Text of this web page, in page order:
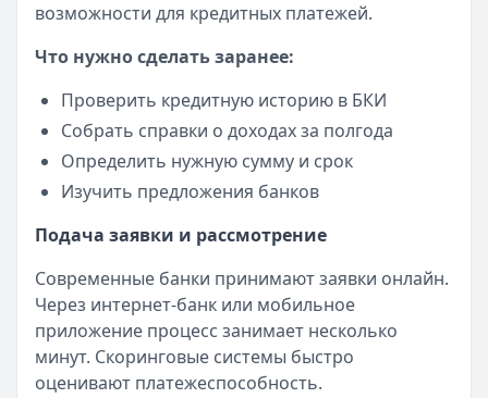
возможности для кредитных платежей.
Что нужно сделать заранее:
Проверить кредитную историю в БКИ
Собрать справки о доходах за полгода
Определить нужную сумму и срок
Изучить предложения банков
Подача заявки и рассмотрение
Современные банки принимают заявки онлайн.
Через интернет-банк или мобильное
приложение процесс занимает несколько
минут. Скоринговые системы быстро
оценивают платежеспособность.